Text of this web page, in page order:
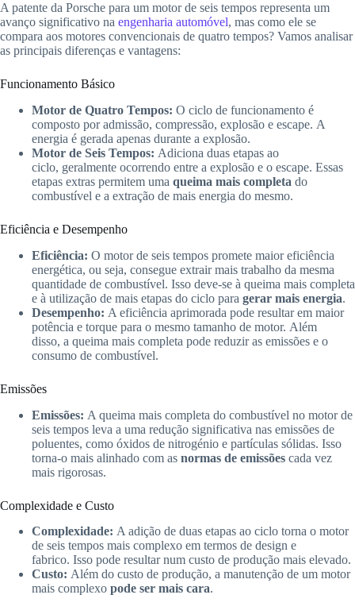
A patente da Porsche para um motor de seis tempos representa um
avanço significativo na engenharia automóvel, mas como ele se
compara aos motores convencionais de quatro tempos? Vamos analisar
as principais diferenças e vantagens:
Funcionamento Básico
Motor de Quatro Tempos: O ciclo de funcionamento é
composto por admissão, compressão, explosão e escape. A
energia é gerada apenas durante a explosão.
Motor de Seis Tempos: Adiciona duas etapas ao
ciclo, geralmente ocorrendo entre a explosão e o escape. Essas
etapas extras permitem uma queima mais completa do
combustível e a extração de mais energia do mesmo.
Eficiência e Desempenho
Eficiência: O motor de seis tempos promete maior eficiência
energética, ou seja, consegue extrair mais trabalho da mesma
quantidade de combustível. Isso deve-se à queima mais completa
e à utilização de mais etapas do ciclo para gerar mais energia.
Desempenho: A eficiência aprimorada pode resultar em maior
potência e torque para o mesmo tamanho de motor. Além
disso, a queima mais completa pode reduzir as emissões e o
consumo de combustível.
Emissões
Emissões: A queima mais completa do combustível no motor de
seis tempos leva a uma redução significativa nas emissões de
poluentes, como óxidos de nitrogénio e partículas sólidas. Isso
torna-o mais alinhado com as normas de emissões cada vez
mais rigorosas.
Complexidade e Custo
Complexidade: A adição de duas etapas ao ciclo torna o motor
de seis tempos mais complexo em termos de design e
fabrico. Isso pode resultar num custo de produção mais elevado.
Custo: Além do custo de produção, a manutenção de um motor
mais complexo pode ser mais cara.